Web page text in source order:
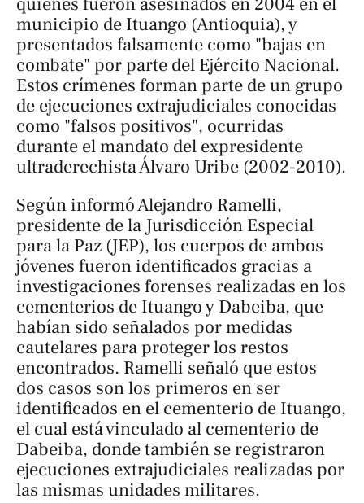
municipio de Ituango (Antioquia), y
presentados falsamente como "bajas en
combate" por parte del Ejército Nacional.
Estos crímenes forman parte de un grupo
de ejecuciones extrajudiciales conocidas
como "falsos positivos", ocurridas
durante el mandato del expresidente
ultraderechista Álvaro Uribe (2002-2010).
Según informó Alejandro Ramelli,
presidente de la Jurisdicción Especial
para la Paz (JEP), los cuerpos de ambos
jóvenes fueron identificados gracias a
investigaciones forenses realizadas en los
cementerios de Ituango y Dabeiba, que
habían sido señalados por medidas
cautelares para proteger los restos
encontrados. Ramelli señaló que estos
dos casos son los primeros en ser
identificados en el cementerio de Ituango,
el cual está vinculado al cementerio de
Dabeiba, donde también se registraron
ejecuciones extrajudiciales realizadas por
las mismas unidades militares.